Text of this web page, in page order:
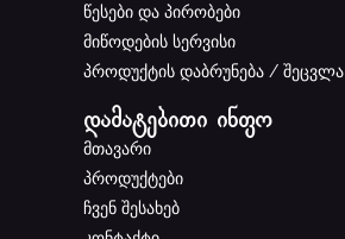
წესები და პირობები
მიწოდების სერვისი
პროდუქტის დაბრუნება / შეცვლა
დამატებითი ინფო
მთავარი
პროდუქტები
ჩვენ შესახებ